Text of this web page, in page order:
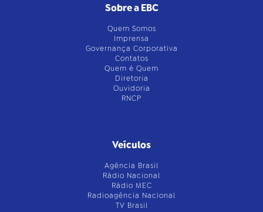
Sobre a EBC
Quem Somos
Imprensa
Governança Corporativa
Contatos
Quem é Quem
Diretoria
Ouvidoria
RNCP
Veículos
Agência Brasil
Rádio Nacional
Rádio MEC
Radioagência Nacional
TV Brasil